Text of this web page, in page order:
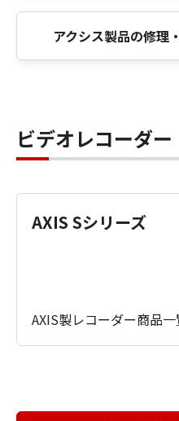
アクシス製品の修理
ビデオレコーダー
AXIS Sシリーズ
AXIS製レコーダー商品一